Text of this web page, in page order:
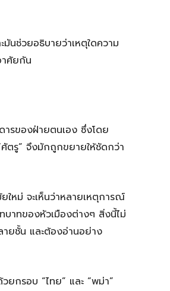
มันช่วยอธิบายว่าเหตุใดความ
าศัยกัน
รของฝ่ายตนเอง ซึ่งโดย
ตรู” จึงมักถูกขยายให้ชัดกว่า
หม่ จะเห็นว่าหลายเหตุการณ์
าทของหัวเมืองต่างๆ สิ่งนี้ไม่
ยชั้น และต้องอ่านอย่าง
ยกรอบ “ไทย” และ “พม่า”